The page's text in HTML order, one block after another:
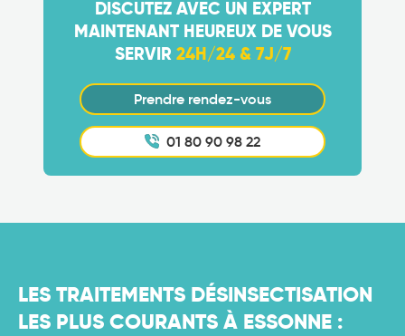
DISCUTEZ AVEC UN EXPERT
MAINTENANT HEUREUX DE VOUS
SERVIR 24H/24 & 7J/7
Prendre rendez-vous
01 80 90 98 22
LES TRAITEMENTS DÉSINSECTISATION
LES PLUS COURANTS À ESSONNE :